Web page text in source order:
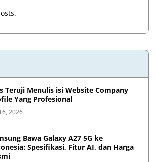
Teruji Menulis isi Website Company
Yang Profesional
2026
Bawa Galaxy A27 5G ke
Spesifikasi, Fitur AI, dan Harga